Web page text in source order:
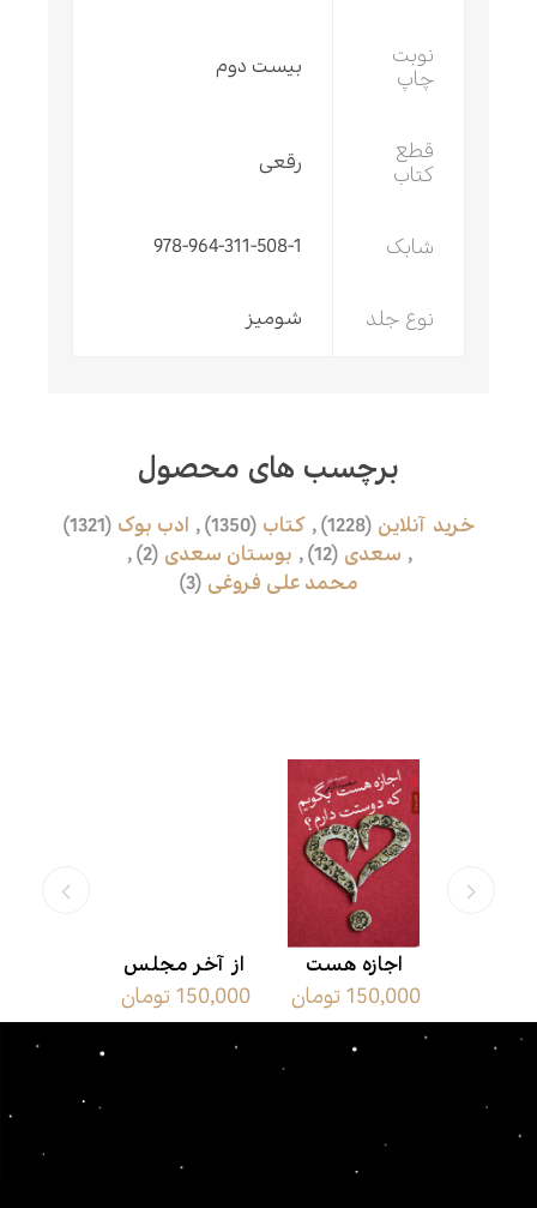
نوبت
چاپ
بیست دوم
قطع
کتاب
رقعی
شابک 978-964-311-508-1
نوع جلد شومیز
برچسب های محصول
خرید آنلاین (1228)
, کتاب (1350)
, ادب بوک (1321)
, سعدی (12)
, بوستان سعدی (2)
,
محمد علی فروغی (3)
اجازه هست
بگویم که
150,000 تومان
از آخر مجلس
150,000 تومان